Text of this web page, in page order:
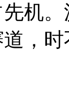
机
，